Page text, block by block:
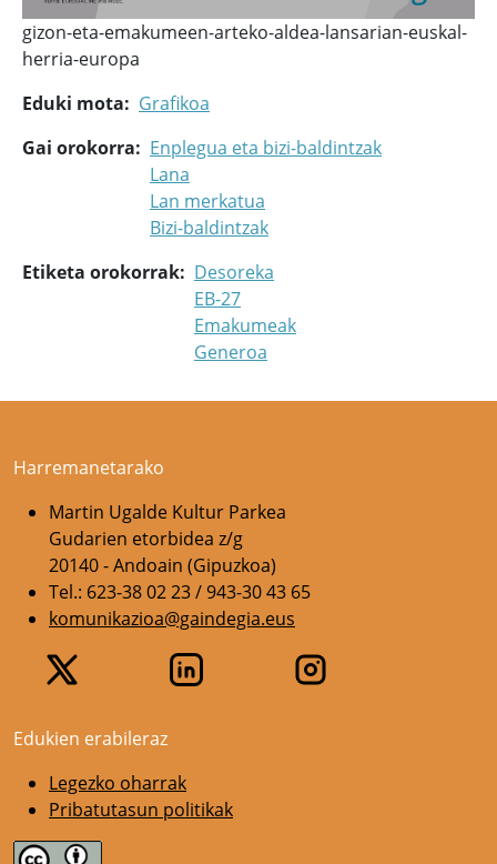
gizon-eta-emakumeen-arteko-aldea-lansarian-euskal-
herria-europa
Eduki mota
Grafikoa
Gai orokorra
Enplegua eta bizi-baldintzak
Lana
Lan merkatua
Bizi-baldintzak
Etiketa orokorrak
Desoreka
EB-27
Emakumeak
Generoa
Harremanetarako
Martin Ugalde Kultur Parkea
Gudarien etorbidea z/g
20140 - Andoain (Gipuzkoa)
Tel.: 623-38 02 23 / 943-30 43 65
komunikazioa@gaindegia.eus
Edukien erabileraz
Legezko oharrak
Pribatutasun politikak